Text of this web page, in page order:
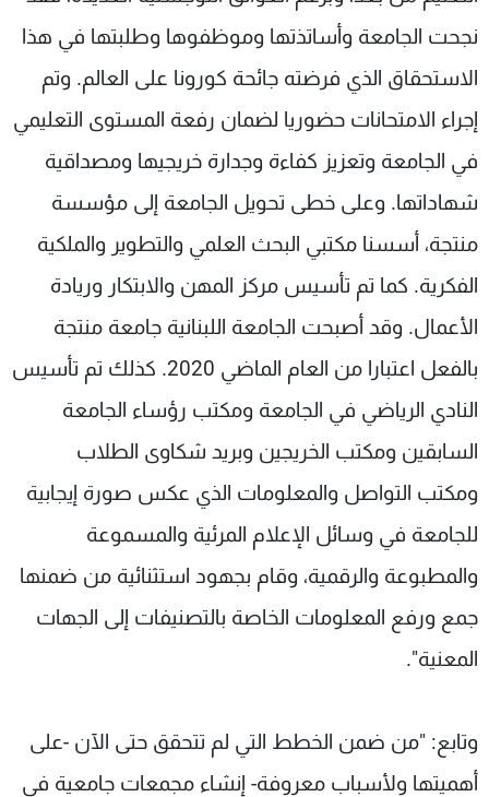
نجحت الجامعة وأساتذتها وموظفوها وطلبتها في هذا
الاستحقاق الذي فرضته جائحة كورونا على العالم. وتم
إجراء الامتحانات حضوريا لضمان رفعة المستوى التعليمي
في الجامعة وتعزيز كفاءة وجدارة خريجيها ومصداقية
شهاداتها. وعلى خطى تحويل الجامعة إلى مؤسسة
منتجة، أسسنا مكتبي البحث العلمي والتطوير والملكية
الفكرية. كما تم تأسيس مركز المهن والابتكار وريادة
الأعمال. وقد أصبحت الجامعة اللبنانية جامعة منتجة
بالفعل اعتبارا من العام الماضي 2020. كذلك تم تأسيس
النادي الرياضي في الجامعة ومكتب رؤساء الجامعة
السابقين ومكتب الخريجين وبريد شكاوى الطلاب
ومكتب التواصل والمعلومات الذي عكس صورة إيجابية
للجامعة في وسائل الإعلام المرئية والمسموعة
والمطبوعة والرقمية، وقام بجهود استثنائية من ضمنها
جمع ورفع المعلومات الخاصة بالتصنيفات إلى الجهات
المعنية".
وتابع: "من ضمن الخطط التي لم تتحقق حتى الآن -على
أهميتها ولأسباب معروفة- إنشاء مجمعات جامعية في